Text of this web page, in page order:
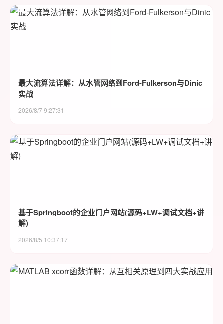
最大流算法详解：从水管网络到Ford-Fulkerson与Dinic
实战
2026/8/7 9:27:31
基于Springboot的企业门户网站(源码+LW+调试文档+讲
解)
2026/8/5 10:37:17